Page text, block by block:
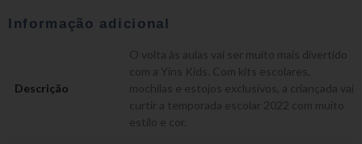
Informação adicional
Descrição
O volta às aulas vai ser muito mais divertido
com a Yins Kids. Com kits escolares,
mochilas e estojos exclusivos, a criançada vai
curtir a temporada escolar 2022 com muito
estilo e cor.